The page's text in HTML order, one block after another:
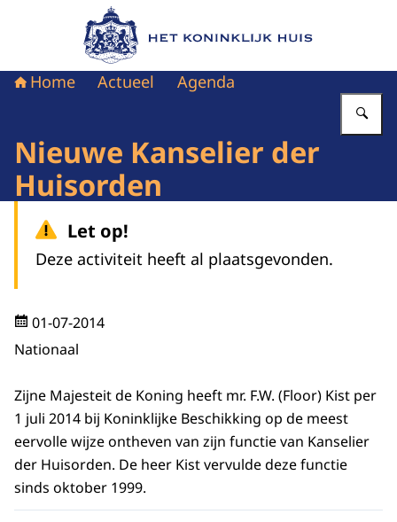
Naar de homepage van Het Koninklijk Huis
Home Actueel Agenda
Nieuwe Kanselier der
Huisorden
Let op!
Deze activiteit heeft al plaatsgevonden.
01-07-2014
Nationaal
Zijne Majesteit de Koning heeft mr. F.W. (Floor) Kist per
1 juli 2014 bij Koninklijke Beschikking op de meest
eervolle wijze ontheven van zijn functie van Kanselier
der Huisorden. De heer Kist vervulde deze functie
sinds oktober 1999.